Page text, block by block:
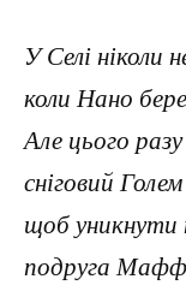
У Селі ніколи
коли Нано
Але цього разу
сніговий
щоб уникнути
подруга